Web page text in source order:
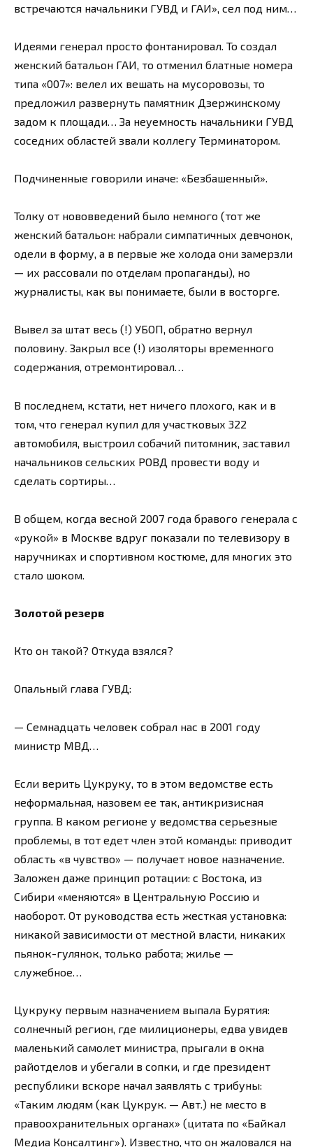
встречаются начальники ГУВД и ГАИ», сел под ним…
Идеями генерал просто фонтанировал. То создал
женский батальон ГАИ, то отменил блатные номера
типа «007»: велел их вешать на мусоровозы, то
предложил развернуть памятник Дзержинскому
задом к площади… За неуемность начальники ГУВД
соседних областей звали коллегу Терминатором.
Подчиненные говорили иначе: «Безбашенный».
Толку от нововведений было немного (тот же
женский батальон: набрали симпатичных девчонок,
одели в форму, а в первые же холода они замерзли
— их рассовали по отделам пропаганды), но
журналисты, как вы понимаете, были в восторге.
Вывел за штат весь (!) УБОП, обратно вернул
половину. Закрыл все (!) изоляторы временного
содержания, отремонтировал…
В последнем, кстати, нет ничего плохого, как и в
том, что генерал купил для участковых 322
автомобиля, выстроил собачий питомник, заставил
начальников сельских РОВД провести воду и
сделать сортиры…
В общем, когда весной 2007 года бравого генерала с
«рукой» в Москве вдруг показали по телевизору в
наручниках и спортивном костюме, для многих это
стало шоком.
Золотой резерв
Кто он такой? Откуда взялся?
Опальный глава ГУВД:
— Семнадцать человек собрал нас в 2001 году
министр МВД…
Если верить Цукруку, то в этом ведомстве есть
неформальная, назовем ее так, антикризисная
группа. В каком регионе у ведомства серьезные
проблемы, в тот едет член этой команды: приводит
область «в чувство» — получает новое назначение.
Заложен даже принцип ротации: с Востока, из
Сибири «меняются» в Центральную Россию и
наоборот. От руководства есть жесткая установка:
никакой зависимости от местной власти, никаких
пьянок-гулянок, только работа; жилье —
служебное…
Цукруку первым назначением выпала Бурятия:
солнечный регион, где милиционеры, едва увидев
маленький самолет министра, прыгали в окна
райотделов и убегали в сопки, и где президент
республики вскоре начал заявлять с трибуны:
«Таким людям (как Цукрук. — Авт.) не место в
правоохранительных органах» (цитата по «Байкал
Медиа Консалтинг»). Известно, что он жаловался на